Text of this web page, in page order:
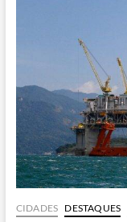
CIDADES DESTAQUES